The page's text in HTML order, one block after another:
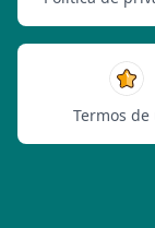
Termos de